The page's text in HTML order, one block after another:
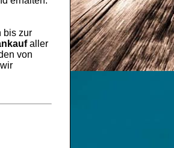
bis zur
aller
von